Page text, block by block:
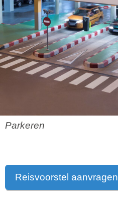
Parkeren
Reisvoorstel aanvragen